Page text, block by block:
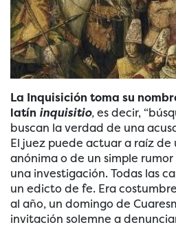
La Inquisición toma su
latín inquisitio,es decir,
buscan la verdad de una
El juez puede actuar a raíz
anónima o de un simple
una investigación. Todas las
un edicto de fe. Era
al año, un domingo de
invitación solemne a